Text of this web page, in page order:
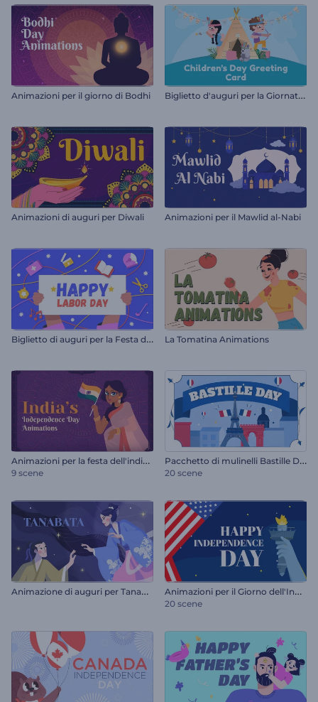
Animazioni per il giorno di Bodhi B
iglietto d'auguri per la Giornata dei bambini
Animazioni di auguri per Diwali Animazioni per il Mawlid al-Nabi
B
iglietto di auguri per la Festa del Lavoro La Tomatina Animations
A
nimazioni per la festa dell'indipendenza dell'India
9 scene
P
acchetto di mulinelli Bastille Day
20 scene
A
nimazione di auguri per Tanabata A
nimazioni per il Giorno dell'Indipendenza degli Stati Uniti
20 scene